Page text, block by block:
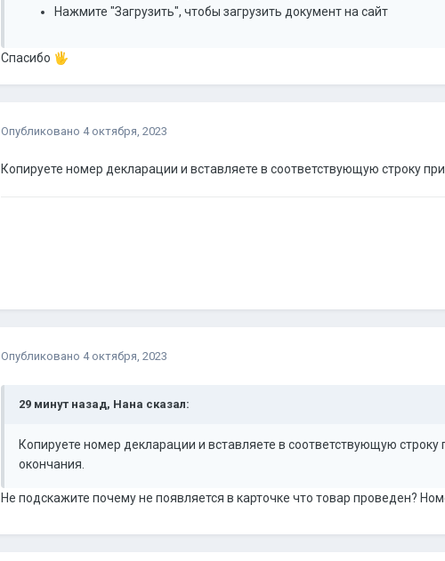
Нажмите "Загрузить", чтобы загрузить документ на сайт
Спасибо 🖐️
Опубликовано 4 октября, 2023
Копируете номер декларации и вставляете в соответствующую строку
Опубликовано 4 октября, 2023
29 минут назад, Нана сказал:
Копируете номер декларации и вставляете в соответствующую
окончания.
Не подскажите почему не появляется в карточке что товар проведен?